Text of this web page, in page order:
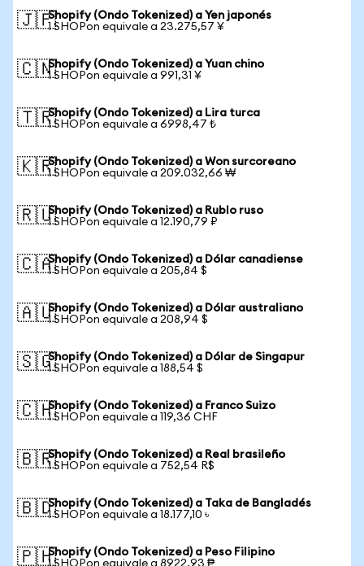
🇯🇵Shopify (Ondo Tokenized) a Yen japonés
1 SHOPon equivale a 23.275,57 ¥
🇨🇳Shopify (Ondo Tokenized) a Yuan chino
1 SHOPon equivale a 991,31 ¥
🇹🇷Shopify (Ondo Tokenized) a Lira turca
1 SHOPon equivale a 6998,47 ₺
🇰🇷Shopify (Ondo Tokenized) a Won surcoreano
1 SHOPon equivale a 209.032,66 ₩
🇷🇺Shopify (Ondo Tokenized) a Rublo ruso
1 SHOPon equivale a 12.190,79 ₽
🇨🇦Shopify (Ondo Tokenized) a Dólar canadiense
1 SHOPon equivale a 205,84 $
🇦🇺Shopify (Ondo Tokenized) a Dólar australiano
1 SHOPon equivale a 208,94 $
🇸🇬Shopify (Ondo Tokenized) a Dólar de Singapur
1 SHOPon equivale a 188,54 $
🇨🇭Shopify (Ondo Tokenized) a Franco Suizo
1 SHOPon equivale a 119,36 CHF
🇧🇷Shopify (Ondo Tokenized) a Real brasileño
1 SHOPon equivale a 752,54 R$
🇧🇩Shopify (Ondo Tokenized) a Taka de Bangladés
1 SHOPon equivale a 18.177,10 ৳
🇵🇭Shopify (Ondo Tokenized) a Peso Filipino
1 SHOPon equivale a 8922,93 ₱